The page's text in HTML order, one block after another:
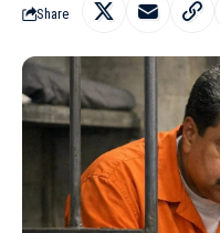
Share